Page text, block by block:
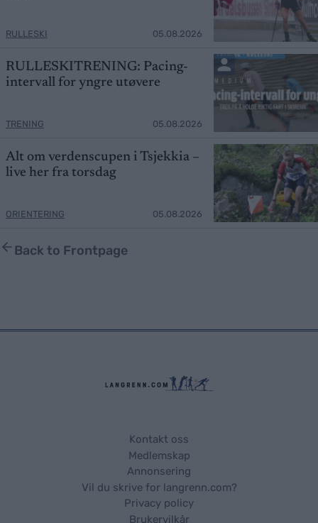
RULLESKI 05.08.2026
RULLESKITRENING: Pacing-
intervall for yngre utøvere
TRENING 05.08.2026
Alt om verdenscupen i Tsjekkia –
live her fra torsdag
ORIENTERING 05.08.2026
Back to Frontpage
Kontakt oss
Medlemskap
Annonsering
Vil du skrive for langrenn.com?
Privacy policy
Brukervilkår